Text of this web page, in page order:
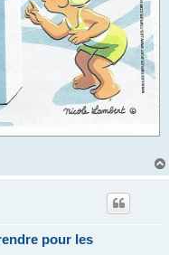
pour les